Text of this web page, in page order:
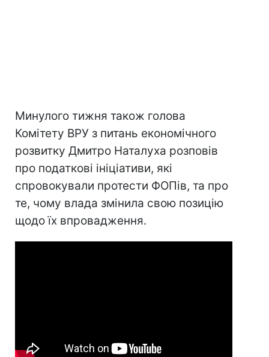
Минулого тижня також голова
Комітету ВРУ з питань економічного
розвитку Дмитро Наталуха розповів
про податкові ініціативи, які
спровокували протести ФОПів, та про
те, чому влада змінила свою позицію
щодо їх впровадження.